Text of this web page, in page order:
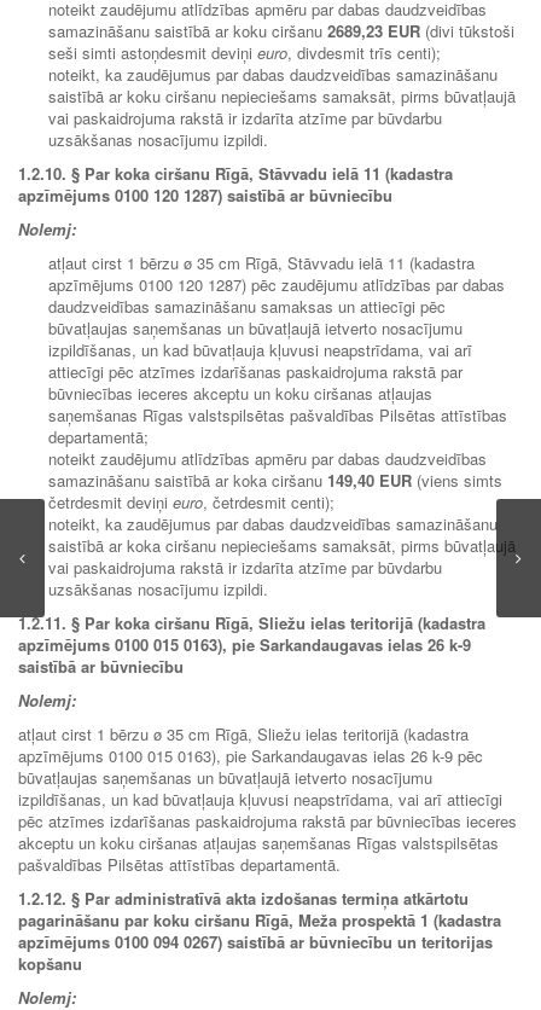
noteikt zaudējumu atlīdzības apmēru par dabas daudzveidības
samazināšanu saistībā ar koku ciršanu 2689,23 EUR (divi tūkstoši
seši simti astoņdesmit deviņi euro, divdesmit trīs centi);
noteikt, ka zaudējumus par dabas daudzveidības samazināšanu
saistībā ar koku ciršanu nepieciešams samaksāt, pirms būvatļaujā
vai paskaidrojuma rakstā ir izdarīta atzīme par būvdarbu
uzsākšanas nosacījumu izpildi.
1.2.10. § Par koka ciršanu Rīgā, Stāvvadu ielā 11 (kadastra
apzīmējums 0100 120 1287) saistībā ar būvniecību
Nolemj:
atļaut cirst 1 bērzu ø 35 cm Rīgā, Stāvvadu ielā 11 (kadastra
apzīmējums 0100 120 1287) pēc zaudējumu atlīdzības par dabas
daudzveidības samazināšanu samaksas un attiecīgi pēc
būvatļaujas saņemšanas un būvatļaujā ietverto nosacījumu
izpildīšanas, un kad būvatļauja kļuvusi neapstrīdama, vai arī
attiecīgi pēc atzīmes izdarīšanas paskaidrojuma rakstā par
būvniecības ieceres akceptu un koku ciršanas atļaujas
saņemšanas Rīgas valstspilsētas pašvaldības Pilsētas attīstības
departamentā;
noteikt zaudējumu atlīdzības apmēru par dabas daudzveidības
samazināšanu saistībā ar koka ciršanu 149,40 EUR (viens simts
četrdesmit deviņi euro, četrdesmit centi);
noteikt, ka zaudējumus par dabas daudzveidības samazināšanu
saistībā ar koka ciršanu nepieciešams samaksāt, pirms būvatļaujā
vai paskaidrojuma rakstā ir izdarīta atzīme par būvdarbu
uzsākšanas nosacījumu izpildi.
1.2.11. § Par koka ciršanu Rīgā, Sliežu ielas teritorijā (kadastra
apzīmējums 0100 015 0163), pie Sarkandaugavas ielas 26 k-9
saistībā ar būvniecību
Nolemj:
atļaut cirst 1 bērzu ø 35 cm Rīgā, Sliežu ielas teritorijā (kadastra
apzīmējums 0100 015 0163), pie Sarkandaugavas ielas 26 k-9 pēc
būvatļaujas saņemšanas un būvatļaujā ietverto nosacījumu
izpildīšanas, un kad būvatļauja kļuvusi neapstrīdama, vai arī attiecīgi
pēc atzīmes izdarīšanas paskaidrojuma rakstā par būvniecības ieceres
akceptu un koku ciršanas atļaujas saņemšanas Rīgas valstspilsētas
pašvaldības Pilsētas attīstības departamentā.
1.2.12. § Par administratīvā akta izdošanas termiņa atkārtotu
pagarināšanu par koku ciršanu Rīgā, Meža prospektā 1 (kadastra
apzīmējums 0100 094 0267) saistībā ar būvniecību un teritorijas
kopšanu
Nolemj: